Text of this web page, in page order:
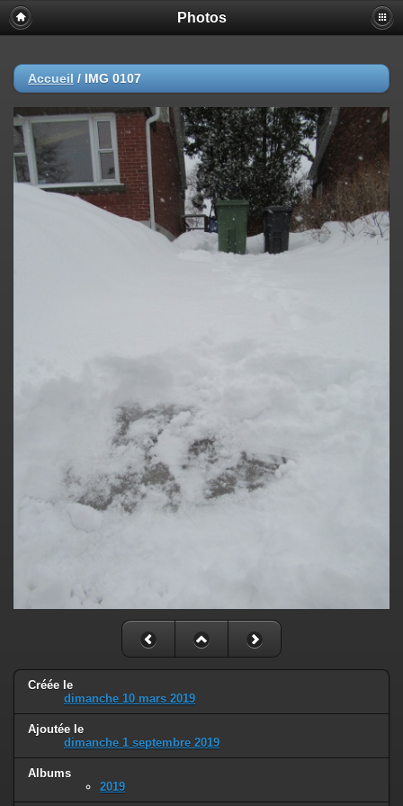
Photos
Accueil / IMG 0107
Créée le
dimanche 10 mars 2019
Ajoutée le
dimanche 1 septembre 2019
Albums
2019